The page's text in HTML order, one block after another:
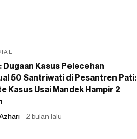
Dugaan Kasus Pelecehan
50 Santriwati di Pesantren Pati:
Kasus Usai Mandek Hampir 2
2 bulan lalu